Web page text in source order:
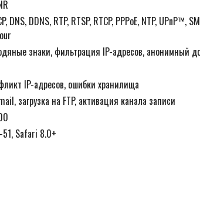
DNS, DDNS, RTP, RTSP, RTCP, PPPoE, NTP, UPnP™,
знаки, фильтрация IP-адресов, анонимный
IP-адресов, ошибки хранилища
загрузка на FTP, активация канала записи
Safari 8.0+